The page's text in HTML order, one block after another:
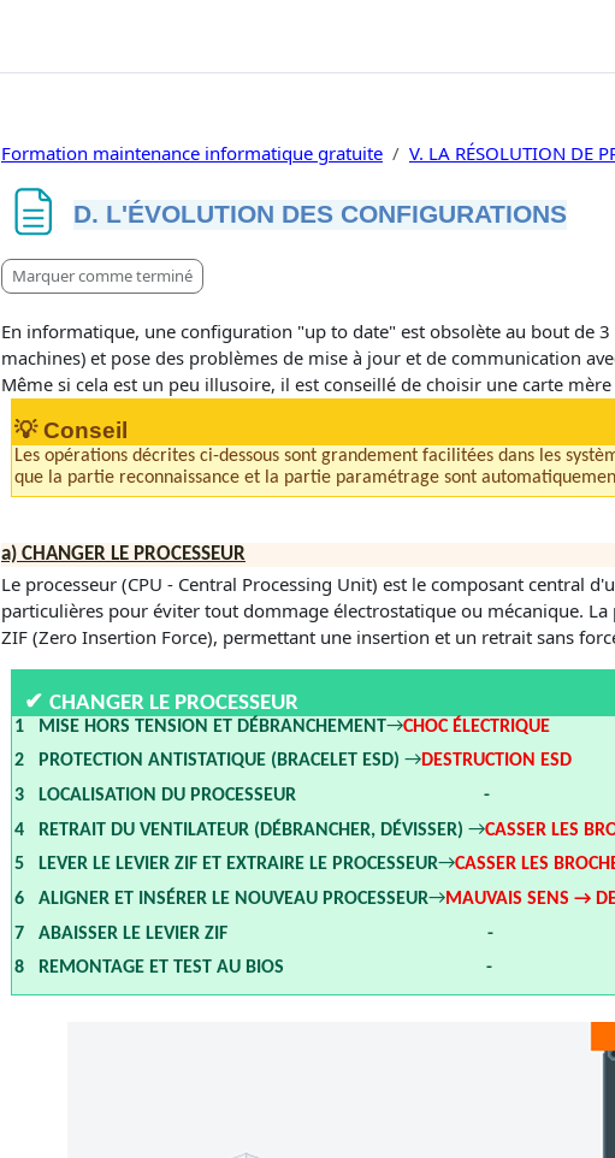
Formation maintenance informatique gratuite V. LA RÉSOLUTION DE
D. L'ÉVOLUTION DES CONFIGURATIONS
Conditions d’achèvement
Marquer comme terminé
En informatique, une configuration "up to date" est obsolète au bout de 3
machines) et pose des problèmes de mise à jour et de communication
Même si cela est un peu illusoire, il est conseillé de choisir une carte
💡 Conseil
Les opérations décrites ci-dessous sont grandement facilitées dans les
que la partie reconnaissance et la partie paramétrage sont
a) CHANGER LE PROCESSEUR
Le processeur (CPU - Central Processing Unit) est le composant central
particulières pour éviter tout dommage électrostatique ou mécanique.
ZIF (Zero Insertion Force), permettant une insertion et un retrait sans
✔ CHANGER LE PROCESSEUR
1 MISE HORS TENSION ET DÉBRANCHEMENT→CHOC ÉLECTRIQUE
2 PROTECTION ANTISTATIQUE (BRACELET ESD) →DESTRUCTION ESD
3 LOCALISATION DU PROCESSEUR -
4 RETRAIT DU VENTILATEUR (DÉBRANCHER, DÉVISSER) →CASSER LES
5 LEVER LE LEVIER ZIF ET EXTRAIRE LE PROCESSEUR→CASSER LES
6 ALIGNER ET INSÉRER LE NOUVEAU PROCESSEUR→MAUVAIS SENS →
7 ABAISSER LE LEVIER ZIF -
8 REMONTAGE ET TEST AU BIOS -